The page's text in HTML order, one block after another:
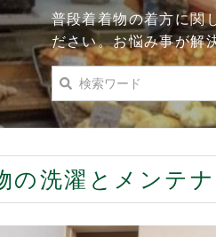
普段着着物の着方に関
ださい。お悩み事が解
の洗濯とメンテ